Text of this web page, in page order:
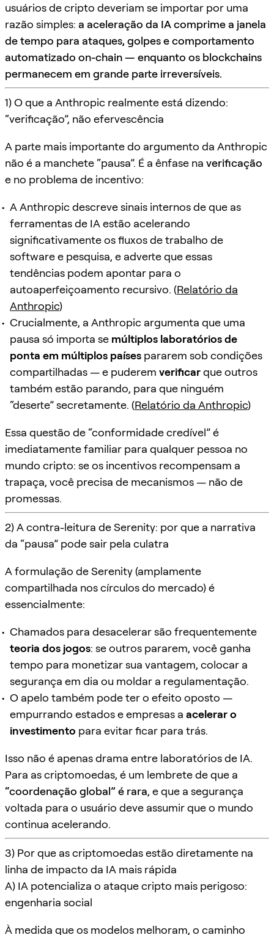
usuários de cripto deveriam se importar por uma
razão simples: a aceleração da IA comprime a janela
de tempo para ataques, golpes e comportamento
automatizado on-chain — enquanto os blockchains
permanecem em grande parte irreversíveis.
1) O que a Anthropic realmente está dizendo:
“verificação”, não efervescência
A parte mais importante do argumento da Anthropic
não é a manchete “pausa”. É a ênfase na verificação
e no problema de incentivo:
A Anthropic descreve sinais internos de que as
ferramentas de IA estão acelerando
significativamente os fluxos de trabalho de
software e pesquisa, e adverte que essas
tendências podem apontar para o
autoaperfeiçoamento recursivo. (Relatório da
Anthropic)
Crucialmente, a Anthropic argumenta que uma
pausa só importa se múltiplos laboratórios de
ponta em múltiplos países pararem sob condições
compartilhadas — e puderem verificarque outros
também estão parando, para que ninguém
“deserte” secretamente. (Relatório da Anthropic)
Essa questão de “conformidade credível” é
imediatamente familiar para qualquer pessoa no
mundo cripto: se os incentivos recompensam a
trapaça, você precisa de mecanismos — não de
promessas.
2) A contra-leitura de Serenity: por que a narrativa
da “pausa” pode sair pela culatra
A formulação de Serenity (amplamente
compartilhada nos círculos do mercado) é
essencialmente:
Chamados para desacelerar são frequentemente
teoria dos jogos: se outros pararem, você ganha
tempo para monetizar sua vantagem, colocar a
segurança em dia ou moldar a regulamentação.
O apelo também pode ter o efeito oposto —
empurrando estados e empresas a acelerar o
investimento para evitar ficar para trás.
Isso não é apenas drama entre laboratórios de IA.
Para as criptomoedas, é um lembrete de que a
“coordenação global” é rara, e que a segurança
voltada para o usuário deve assumir que o mundo
continua acelerando.
3) Por que as criptomoedas estão diretamente na
linha de impacto da IA mais rápida
A) IA potencializa o ataque cripto mais perigoso:
engenharia social
À medida que os modelos melhoram, o caminho